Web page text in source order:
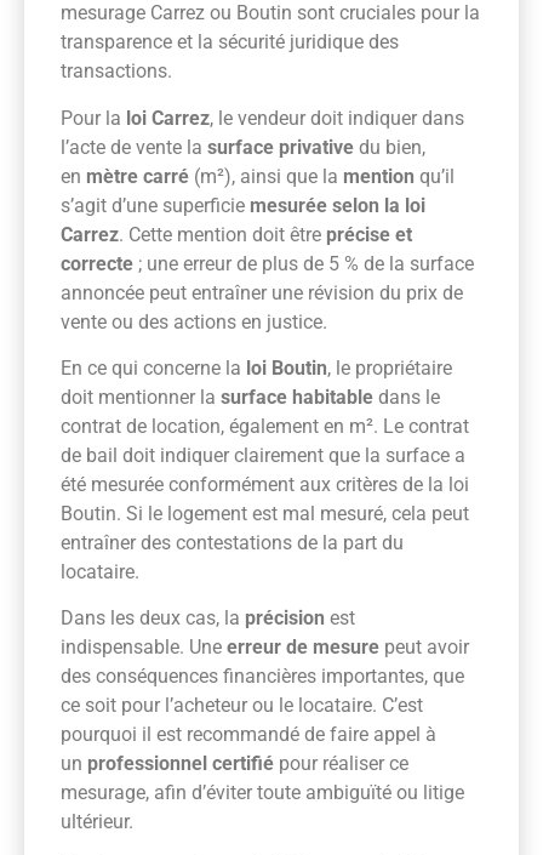
mesurage Carrez ou Boutin sont cruciales pour la
transparence et la sécurité juridique des
transactions.
Pour la loi Carrez, le vendeur doit indiquer dans
l’acte de vente la surface privative du bien,
en mètre carré (m²), ainsi que la mention qu’il
s’agit d’une superficie mesurée selon la loi
Carrez. Cette mention doit être précise et
correcte ; une erreur de plus de 5 % de la surface
annoncée peut entraîner une révision du prix de
vente ou des actions en justice.
En ce qui concerne la loi Boutin, le propriétaire
doit mentionner la surface habitable dans le
contrat de location, également en m². Le contrat
de bail doit indiquer clairement que la surface a
été mesurée conformément aux critères de la loi
Boutin. Si le logement est mal mesuré, cela peut
entraîner des contestations de la part du
locataire.
Dans les deux cas, la précision est
indispensable. Une erreur de mesure peut avoir
des conséquences financières importantes, que
ce soit pour l’acheteur ou le locataire. C’est
pourquoi il est recommandé de faire appel à
un professionnel certifié pour réaliser ce
mesurage, afin d’éviter toute ambiguïté ou litige
ultérieur.